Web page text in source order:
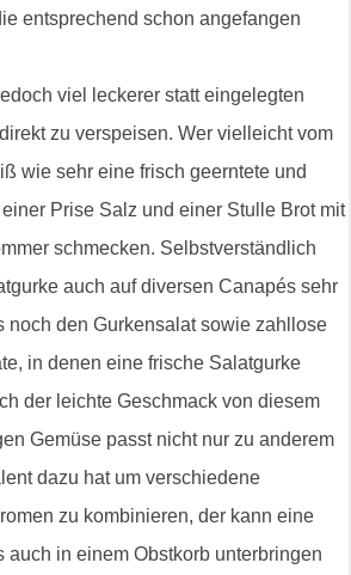
entsprechend schon angefangen
viel leckerer statt eingelegten
zu verspeisen. Wer vielleicht vom
wie sehr eine frisch geerntete und
Prise Salz und einer Stulle Brot mit
schmecken. Selbstverständlich
auch auf diversen Canapés sehr
noch den Gurkensalat sowie zahllose
in denen eine frische Salatgurke
der leichte Geschmack von diesem
Gemüse passt nicht nur zu anderem
dazu hat um verschiedene
zu kombinieren, der kann eine
auch in einem Obstkorb unterbringen